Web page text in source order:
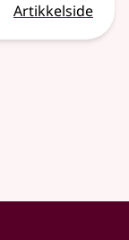
Artikkelside